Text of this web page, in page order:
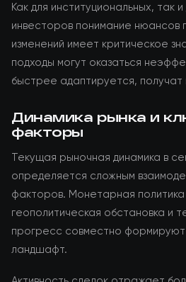
Как для институциональных, так
инвесторов понимание нюансов
изменений имеет критическое
подходы могут оказаться
быстрее адаптируется, получат
Динамика рынка и
факторы
Текущая рыночная динамика в
определяется сложным
факторов. Монетарная политика
геополитическая обстановка и
прогресс совместно формируют
ландшафт.